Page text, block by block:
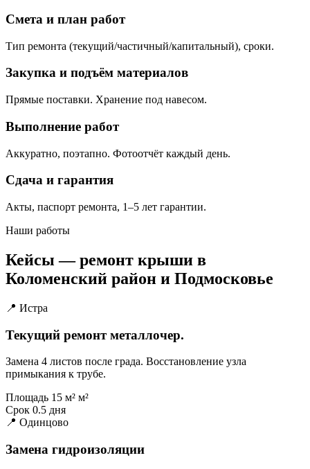
Смета и план работ
Тип ремонта (текущий/частичный/капитальный), сроки.
Закупка и подъём материалов
Прямые поставки. Хранение под навесом.
Выполнение работ
Аккуратно, поэтапно. Фотоотчёт каждый день.
Сдача и гарантия
Акты, паспорт ремонта, 1–5 лет гарантии.
Наши работы
Кейсы — ремонт крыши в
Коломенский район и Подмосковье
📍 Истра
Текущий ремонт металлочер.
Замена 4 листов после града. Восстановление узла
примыкания к трубе.
Площадь 15 м² м²
Срок 0.5 дня
📍 Одинцово
Замена гидроизоляции